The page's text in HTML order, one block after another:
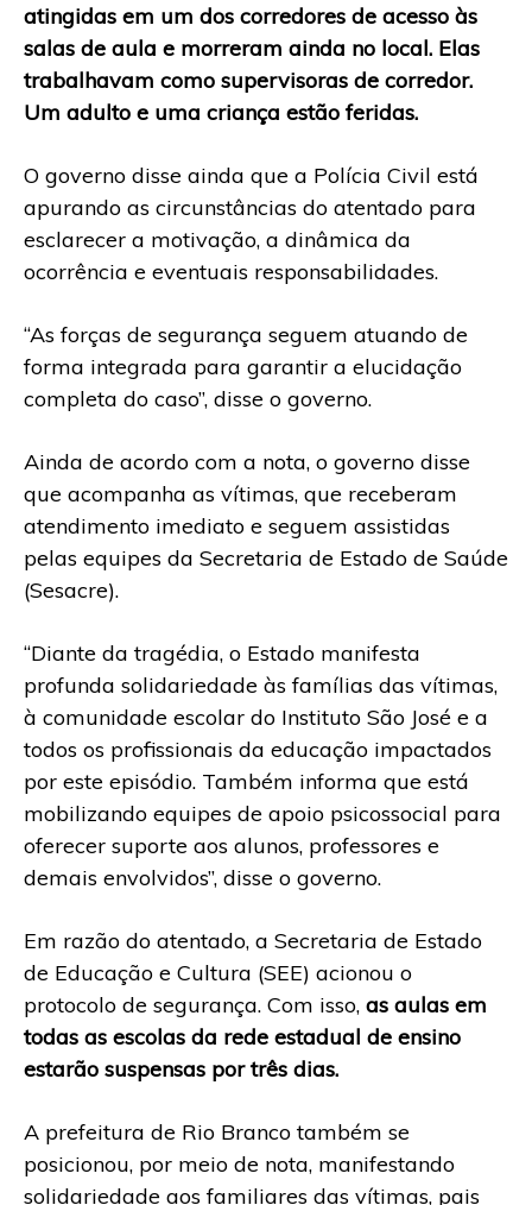
atingidas em um dos corredores de acesso às
salas de aula e morreram ainda no local. Elas
trabalhavam como supervisoras de corredor.
Um adulto e uma criança estão feridas.
O governo disse ainda que a Polícia Civil está
apurando as circunstâncias do atentado para
esclarecer a motivação, a dinâmica da
ocorrência e eventuais responsabilidades.
“As forças de segurança seguem atuando de
forma integrada para garantir a elucidação
completa do caso”, disse o governo.
Ainda de acordo com a nota, o governo disse
que acompanha as vítimas, que receberam
atendimento imediato e seguem assistidas
pelas equipes da Secretaria de Estado de Saúde
(Sesacre).
“Diante da tragédia, o Estado manifesta
profunda solidariedade às famílias das vítimas,
à comunidade escolar do Instituto São José e a
todos os profissionais da educação impactados
por este episódio. Também informa que está
mobilizando equipes de apoio psicossocial para
oferecer suporte aos alunos, professores e
demais envolvidos”, disse o governo.
Em razão do atentado, a Secretaria de Estado
de Educação e Cultura (SEE) acionou o
protocolo de segurança. Com isso, as aulas em
todas as escolas da rede estadual de ensino
estarão suspensas por três dias.
A prefeitura de Rio Branco também se
posicionou, por meio de nota, manifestando
solidariedade aos familiares das vítimas, pais